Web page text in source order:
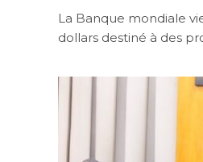
La Banque mondiale
dollars destiné à des